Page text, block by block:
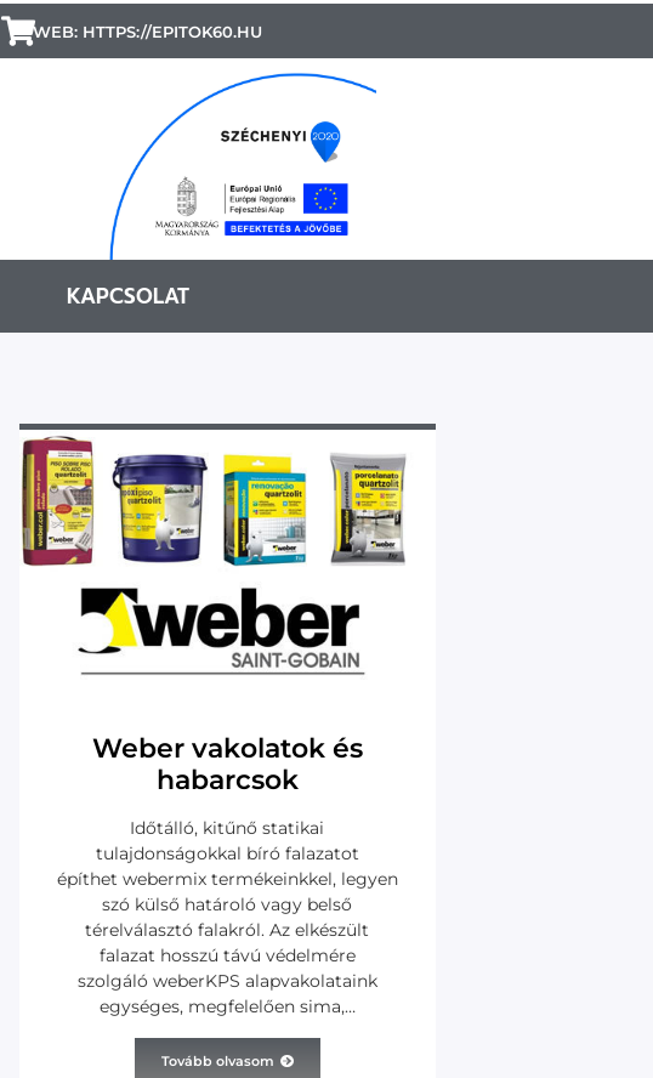
WEB: HTTPS://EPITOK60.HU
KAPCSOLAT
Weber vakolatok és
habarcsok
Időtálló, kitűnő statikai
tulajdonságokkal bíró falazatot
építhet webermix termékeinkkel, legyen
szó külső határoló vagy belső
térelválasztó falakról. Az elkészült
falazat hosszú távú védelmére
szolgáló weberKPS alapvakolataink
egységes, megfelelően sima,…
Tovább olvasom